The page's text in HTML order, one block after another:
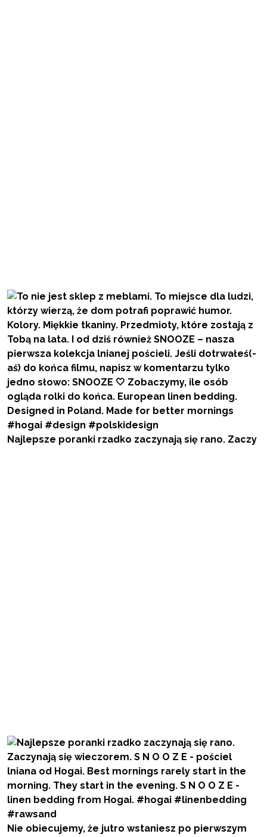
Najlepsze poranki rzadko zaczynają się rano. Zaczy
Nie obiecujemy, że jutro wstaniesz po pierwszym